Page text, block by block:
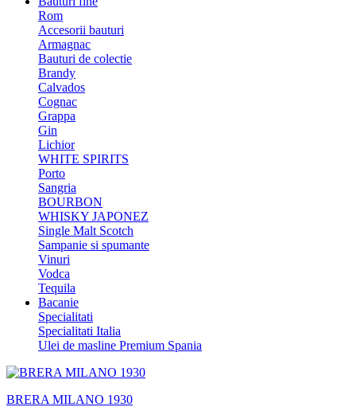
Rom
Accesorii bauturi
Armagnac
Bauturi de colectie
Brandy
Calvados
Cognac
Grappa
Gin
Lichior
WHITE SPIRITS
Porto
Sangria
BOURBON
WHISKY JAPONEZ
Single Malt Scotch
Sampanie si spumante
Vinuri
Vodca
Tequila
Bacanie
Specialitati
Specialitati Italia
Ulei de masline Premium Spania
BRERA MILANO 1930